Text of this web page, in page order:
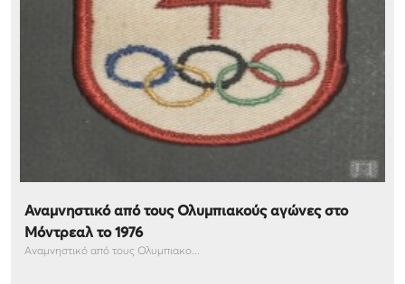
Αναμνηστικό από τους Ολυμπιακούς αγώνες στο
Μόντρεαλ το 1976
Αναμνηστικό από τους Ολυμπιακο...